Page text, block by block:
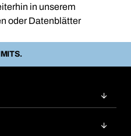
in unserem
oder Datenblätter